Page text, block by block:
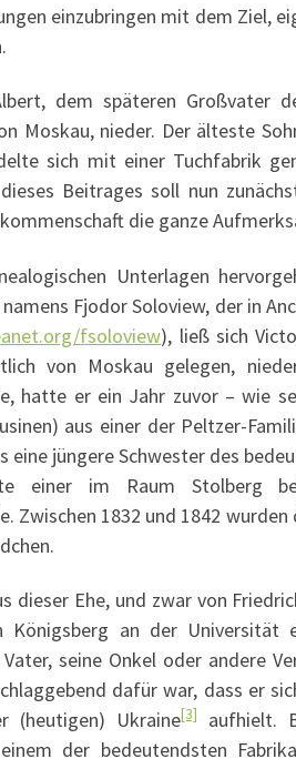
einzubringen mit dem Ziel,
dem späteren Großvater
nieder. Der älteste
sich mit einer Tuchfabrik
Beitrages soll nun
die ganze
Unterlagen
Fjodor Soloview, der in
fsoloview), ließ sich
von Moskau gelegen,
hatte er ein Jahr zuvor – wie
aus einer der Peltzer-
eine jüngere Schwester des
einer im Raum Stolberg bei
Zwischen 1832 und 1842
dieser Ehe, und zwar von
Königsberg an der Universität
Vater, seine Onkel oder andere
dafür war, dass er
(heutigen) Ukraine[3]
aufhielt.
der bedeutendsten